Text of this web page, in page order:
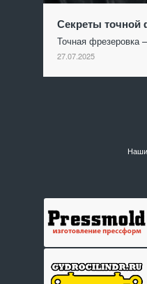
Секреты точной
Точная фрезеровка
27.07.2025